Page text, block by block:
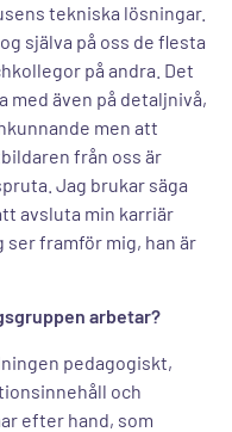
tekniska lösningar.
själva på oss de flesta
på andra. Det
även på detaljnivå,
men att
från oss är
Jag brukar säga
avsluta min karriär
ser framför mig, han är
arbetar?
pedagogiskt,
och
efter hand, som